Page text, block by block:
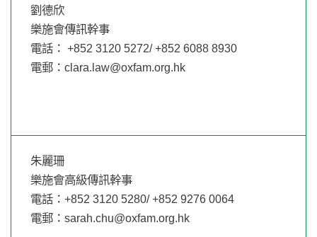
劉德欣
樂施會傳訊幹事
電話： +852 3120 5272/ +852 6088 8930
電郵：clara.law@oxfam.org.hk
朱麗珊
樂施會高級傳訊幹事
電話：+852 3120 5280/ +852 9276 0064
電郵：sarah.chu@oxfam.org.hk